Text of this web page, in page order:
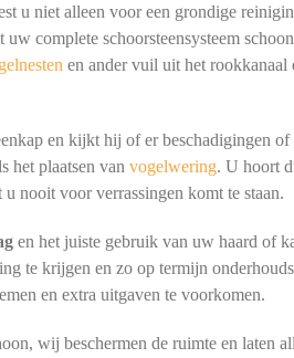
u niet alleen voor een grondige
complete schoorsteensysteem
en ander vuil uit het rookkanaal
en kijkt hij of er beschadigingen of
het plaatsen van vogelwering. U hoort
nooit voor verrassingen komt te staan.
en het juiste gebruik van uw haard of
te krijgen en zo op termijn
en extra uitgaven te voorkomen.
wij beschermen de ruimte en laten